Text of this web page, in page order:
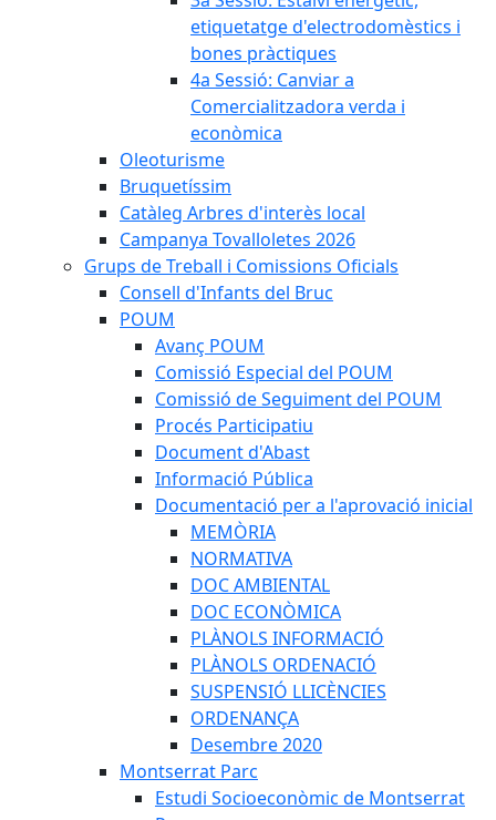
etiquetatge d'electrodomèstics i
bones pràctiques
4a Sessió: Canviar a
Comercialitzadora verda i
econòmica
Oleoturisme
Bruquetíssim
Catàleg Arbres d'interès local
Campanya Tovalloletes 2026
Grups de Treball i Comissions Oficials
Consell d'Infants del Bruc
POUM
Avanç POUM
Comissió Especial del POUM
Comissió de Seguiment del POUM
Procés Participatiu
Document d'Abast
Informació Pública
Documentació per a l'aprovació inicial
MEMÒRIA
NORMATIVA
DOC AMBIENTAL
DOC ECONÒMICA
PLÀNOLS INFORMACIÓ
PLÀNOLS ORDENACIÓ
SUSPENSIÓ LLICÈNCIES
ORDENANÇA
Desembre 2020
Montserrat Parc
Estudi Socioeconòmic de Montserrat